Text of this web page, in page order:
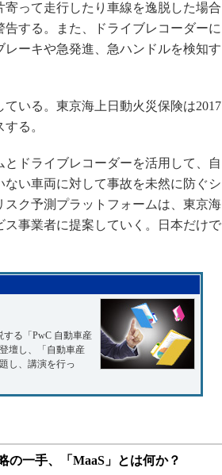
って走行したり車線を逸脱した場合
する。また、ドライブレコーダーに
ーキや急発進、急ハンドルを検知す
いる。東京海上日動火災保険は2017
る。
ドライブレコーダーを活用して、自
い車両に対して事故を未然に防ぐシ
ク予測プラットフォームは、東京海
ス事業者に提案していく。日本だけで
する「PwC 自動車産
壇し、「自動車産
し、講演を行っ
の一手、「MaaS」とは何か？